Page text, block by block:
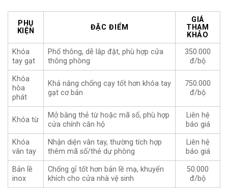
PHỤ
KIỆN
ĐẶC ĐIỂM
GIÁ
THAM
KHẢO
Khóa
tay gạt
Phổ thông, dễ lắp đặt, phù hợp cửa
thông phòng
350.000
đ/bộ
Khóa
hòa
phát
Khả năng chống cạy tốt hơn khóa tay
gạt cơ bản
750.000
đ/bộ
Khóa từ
Mở bằng thẻ từ hoặc mã số, phù hợp
cửa chính căn hộ
Liên hệ
báo giá
Khóa
vân tay
Nhận diện vân tay, thường tích hợp
thêm mã số/thẻ dự phòng
Liên hệ
báo giá
Bản lề
inox
Chống gỉ tốt hơn bản lề mạ, khuyến
khích cho cửa nhà vệ sinh
50.000
đ/bộ